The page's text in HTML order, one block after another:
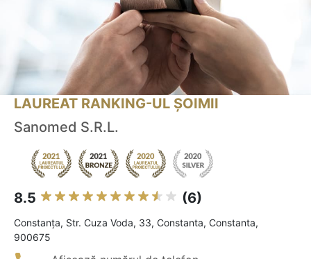
LAUREAT RANKING-UL ȘOIMII
Sanomed S.R.L.
8.5 (6)
Constanţa, Str. Cuza Voda, 33, Constanta, Constanta,
900675